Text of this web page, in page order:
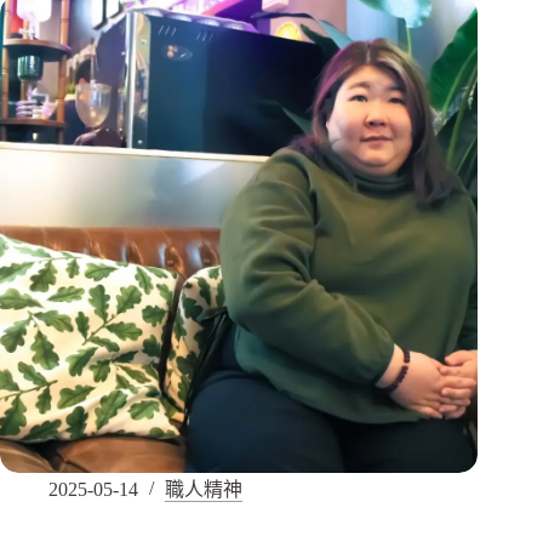
2025-05-14 職人精神